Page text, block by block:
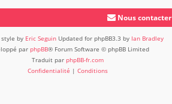
Nous contacter
by Eric Seguin Updated for phpBB3.3 by Ian Bradley
par phpBB® Forum Software © phpBB Limited
Traduit par phpBB-fr.com
Confidentialité | Conditions